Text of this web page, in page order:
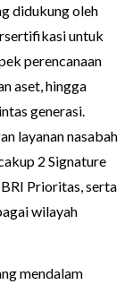
didukung oleh
untuk
perencanaan
aset, hingga
generasi.
layanan nasabah
2 Signature
Prioritas, serta
wilayah
mendalam